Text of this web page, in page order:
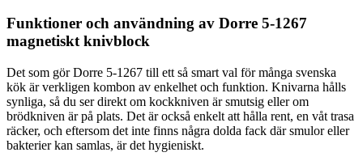
Funktioner och användning av Dorre 5-1267
magnetiskt knivblock
Det som gör Dorre 5-1267 till ett så smart val för många svenska
kök är verkligen kombon av enkelhet och funktion. Knivarna hålls
synliga, så du ser direkt om kockkniven är smutsig eller om
brödkniven är på plats. Det är också enkelt att hålla rent, en våt trasa
räcker, och eftersom det inte finns några dolda fack där smulor eller
bakterier kan samlas, är det hygieniskt.